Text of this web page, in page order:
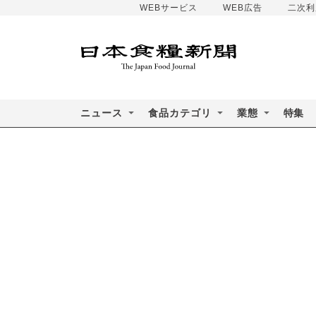
WEBサービス WEB広告 二次
ニュース 食品カテゴリ 業態 特集